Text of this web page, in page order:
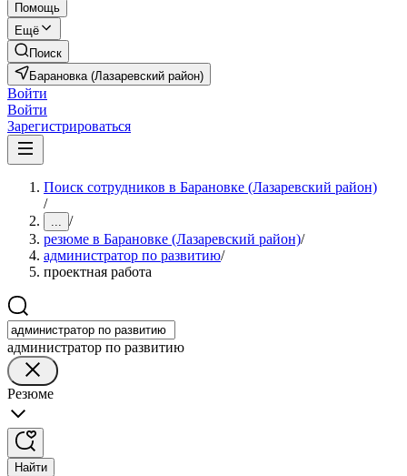
Помощь
Ещё
Поиск
Барановка (Лазаревский район)
Войти
Войти
Зарегистрироваться
Поиск сотрудников в Барановке (Лазаревский район)
/
... /
резюме в Барановке (Лазаревский район)/
администратор по развитию/
проектная работа
администратор по развитию
Резюме
Найти